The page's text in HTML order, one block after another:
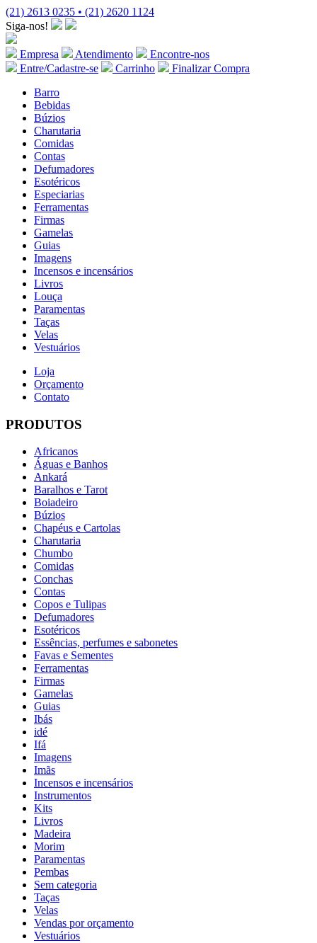
(21) 2613 0235 • (21) 2620 1124
Siga-nos!
Empresa Atendimento
Encontre-nos
Entre/Cadastre-se
Carrinho
Finalizar Compra
Barro
Bebidas
Búzios
Charutaria
Comidas
Contas
Defumadores
Esotéricos
Especiarias
Ferramentas
Firmas
Gamelas
Guias
Imagens
Incensos e incensários
Livros
Louça
Paramentas
Taças
Velas
Vestuários
Loja
Orçamento
Contato
PRODUTOS
Africanos
Águas e Banhos
Ankará
Baralhos e Tarot
Boiadeiro
Búzios
Chapéus e Cartolas
Charutaria
Chumbo
Comidas
Conchas
Contas
Copos e Tulipas
Defumadores
Esotéricos
Essências, perfumes e sabonetes
Favas e Sementes
Ferramentas
Firmas
Gamelas
Guias
Ibás
idé
Ifá
Imagens
Imãs
Incensos e incensários
Instrumentos
Kits
Livros
Madeira
Morim
Paramentas
Pembas
Sem categoria
Taças
Velas
Vendas por orçamento
Vestuários